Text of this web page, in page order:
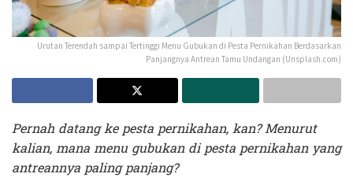
Urutan Terendah sampai Tertinggi Menu Gubukan di Pesta Pernikahan Berdasarkan
Panjangnya Antrean Tamu Undangan (Unsplash.com)
Pernah datang ke pesta pernikahan, kan? Menurut
kalian, mana menu gubukan di pesta pernikahan yang
antreannya paling panjang?